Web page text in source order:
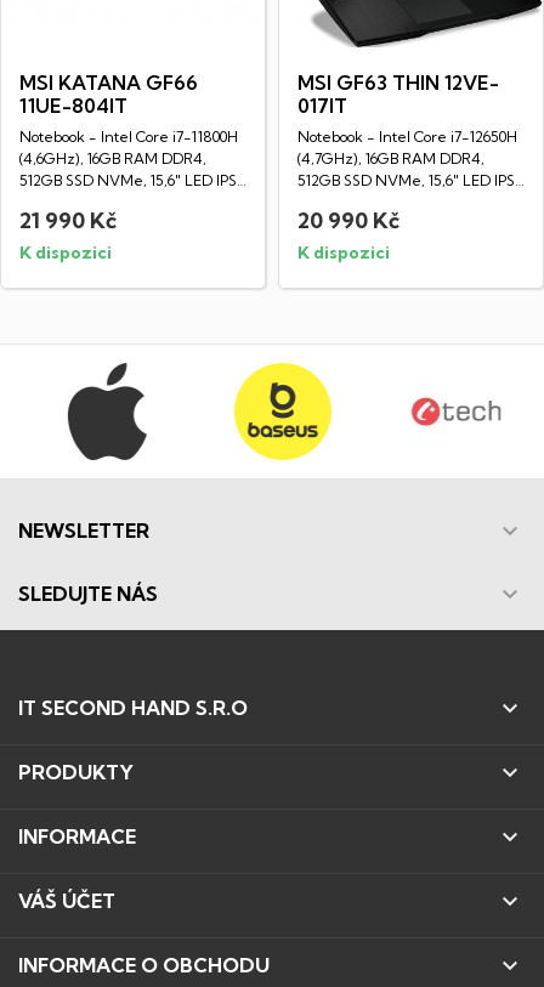
MSI KATANA GF66
11UE-804IT
Notebook - Intel Core i7-11800H
(4,6GHz), 16GB RAM DDR4,
512GB SSD NVMe, 15,6" LED IPS
21 990 Kč
K dispozici
MSI GF63 THIN 12VE-
017IT
Notebook - Intel Core i7-12650H
(4,7GHz), 16GB RAM DDR4,
512GB SSD NVMe, 15,6" LED IPS
20 990 Kč
K dispozici
NEWSLETTER 
SLEDUJTE NÁS 
IT SECOND HAND S.R.O 
PRODUKTY 
INFORMACE 
VÁŠ ÚČET 
INFORMACE O OBCHODU 